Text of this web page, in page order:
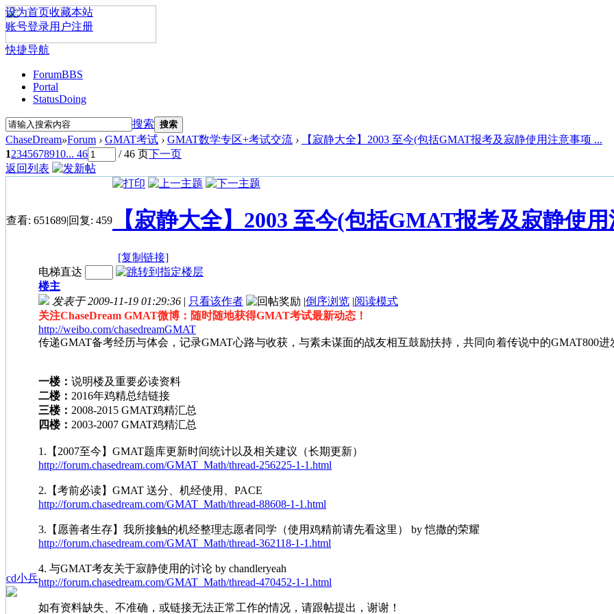
设为首页收藏本站
账号登录用户注册
快捷导航
ForumBBS
Portal
StatusDoing
搜索 搜索
ChaseDream»Forum › GMAT考试 › GMAT数学专区+考试交流 ›
【寂静大全】2003 至今(包括GMAT报考及寂静使用注意事项 ...
12345678910... 46 / 46 页下一页
返回列表
查看: 651689|回复: 459 【寂静大全】2003 至今(包括GMAT报考及寂静使
[复制链接]
cd小兵
电梯直达
楼主
发表于 2009-11-19 01:29:36 | 只看该作者 |倒序浏览 |阅读模式
关注ChaseDream GMAT微博：随时随地获得GMAT考试最新动态！
http://weibo.com/chasedreamGMAT
传递GMAT备考经历与体会，记录GMAT心路与收获，与素未谋面的战友相互鼓励扶持，共同向着传说中的GMAT800进
一楼： 说明楼及重要必读资料
二楼： 2016年鸡精总结链接
三楼： 2008-2015 GMAT鸡精汇总
四楼： 2003-2007 GMAT鸡精汇总
1.【2007至今】GMAT题库更新时间统计以及相关建议（长期更新）
http://forum.chasedream.com/GMAT_Math/thread-256225-1-1.html
2.【考前必读】GMAT 送分、机经使用、PACE
http://forum.chasedream.com/GMAT_Math/thread-88608-1-1.html
3.【愿善者生存】我所接触的机经整理志愿者同学（使用鸡精前请先看这里） by 恺撒的荣耀
http://forum.chasedream.com/GMAT_Math/thread-362118-1-1.html
4. 与GMAT考友关于寂静使用的讨论 by chandleryeah
http://forum.chasedream.com/GMAT_Math/thread-470452-1-1.html
如有资料缺失、不准确，或链接无法正常工作的情况，请跟帖提出，谢谢！